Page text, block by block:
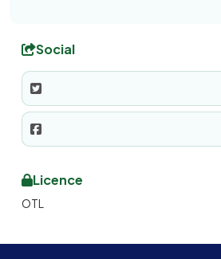
Social
Licence
OTL